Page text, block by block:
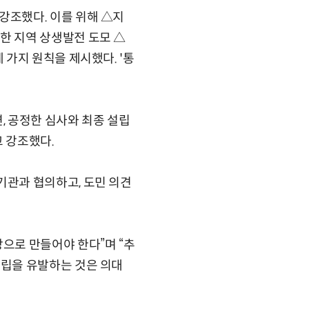
조했다. 이를 위해 △지
지역 상생발전 도모 △
가지 원칙을 제시했다. '통
공정한 심사와 최종 설립
강조했다.
관과 협의하고, 도민 의견
로 만들어야 한다”며 “추
을 유발하는 것은 의대